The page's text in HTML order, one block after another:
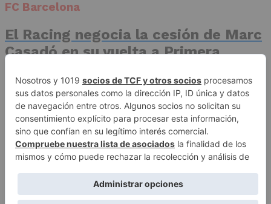
FC Barcelona
El Racing negocia la cesión de Marc
Casadó en su vuelta a Primera
Advertisement
Publicidad
Aviso legal
Política de privacidad
Autores
Contacto
Política editorial
Quiénes somos
ACCESO REDACCIÓN